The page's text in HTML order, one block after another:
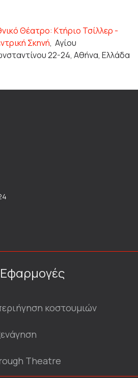
Θέατρο: Κτήριο Τσίλλερ -
Σκηνή,Αγίου
22-24, Αθήνα, Ελλάδα
Εφαρμογές
κοστουμιών
Theatre